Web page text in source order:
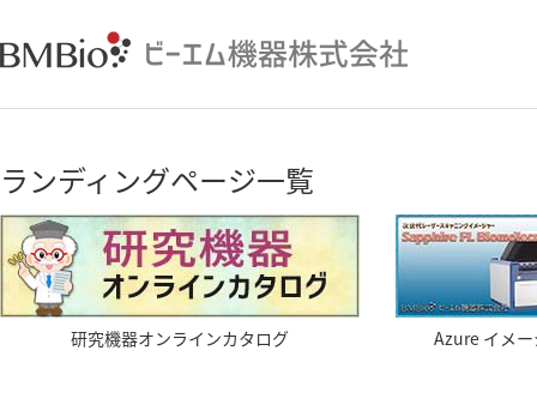
ランディングページ一覧
研究機器オンラインカタログ Azure イメ